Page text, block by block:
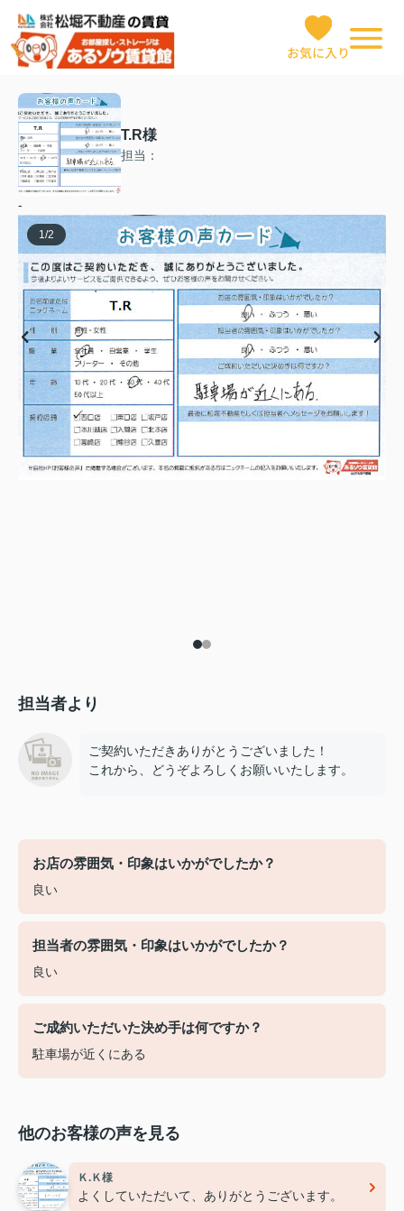
お気に入り
T.R様
担当：
-
1/2
担当者より
ご契約いただきありがとうございました！
これから、どうぞよろしくお願いいたします。
お店の雰囲気・印象はいかがでしたか？
良い
担当者の雰囲気・印象はいかがでしたか？
良い
ご成約いただいた決め手は何ですか？
駐車場が近くにある
他のお客様の声を見る
Ｋ.Ｋ様
よくしていただいて、ありがとうございます。